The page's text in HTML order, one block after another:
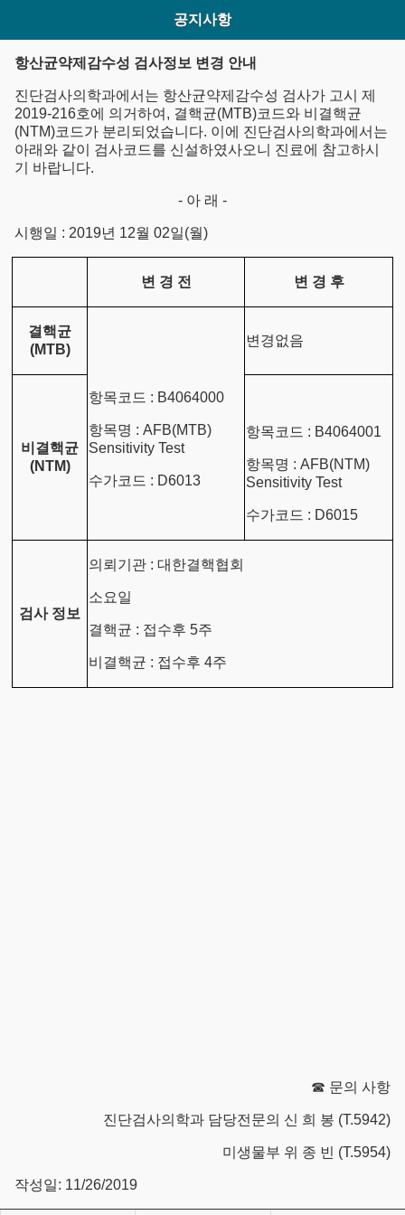
공지사항
항산균약제감수성 검사정보 변경 안내
진단검사의학과에서는 항산균약제감수성 검사가 고시 제
2019-216호에 의거하여, 결핵균(MTB)코드와 비결핵균
(NTM)코드가 분리되었습니다. 이에 진단검사의학과에서는
아래와 같이 검사코드를 신설하였사오니 진료에 참고하시
기 바랍니다.
- 아 래 -
시행일 : 2019년 12월 02일(월)
변 경 전 변 경 후
결핵균
(MTB)
항목코드 : B4064000
항목명 : AFB(MTB)
Sensitivity Test
수가코드 : D6013
변경없음
비결핵균
(NTM)
항목코드 : B4064001
항목명 : AFB(NTM)
Sensitivity Test
수가코드 : D6015
검사 정보
의뢰기관 : 대한결핵협회
소요일
결핵균 : 접수후 5주
비결핵균 : 접수후 4주
☎ 문의 사항
진단검사의학과 담당전문의 신 희 봉 (T.5942)
미생물부 위 종 빈 (T.5954)
작성일: 11/26/2019